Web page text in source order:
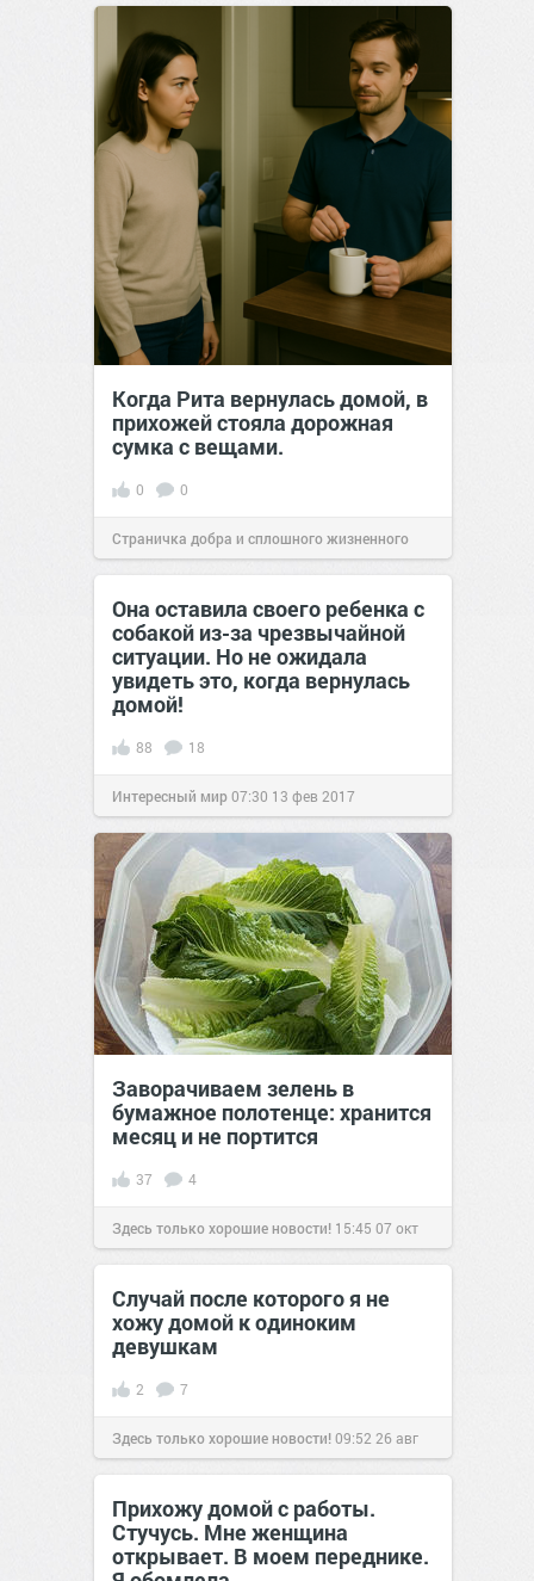
Когда Рита вернулась домой, в
прихожей стояла дорожная
сумка с вещами.
0 0
Страничка добра и сплошного жизненного
позитива!21:00 21 окт 2025
Она оставила своего ребенка с
собакой из-за чрезвычайной
ситуации. Но не ожидала
увидеть это, когда вернулась
домой!
88 18
Интересный мир07:30 13 фев 2017
Заворачиваем зелень в
бумажное полотенце: хранится
месяц и не портится
37 4
Здесь только хорошие новости! 15:45 07 окт
2020
Случай после которого я не
хожу домой к одиноким
девушкам
2 7
Здесь только хорошие новости!09:52 26 авг
2019
Прихожу домой с работы.
Стучусь. Мне женщина
открывает. В моем переднике.